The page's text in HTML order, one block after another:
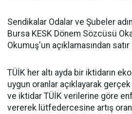
Sendikalar Odalar ve Şubeler
Bursa KESK Dönem Sözcüsü
Okumuş'un açıklamasından satır
TÜİK her altı ayda bir iktidarın
uygun oranlar açıklayarak
ve iktidar TÜİK verilerine göre
vererek lütfedercesine artış